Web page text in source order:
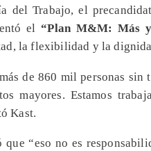
del Trabajo, el
el“Plan M&M: Más
la flexibilidad y la
de 860 mil personas sin
mayores. Estamos
Kast.
que “eso no es